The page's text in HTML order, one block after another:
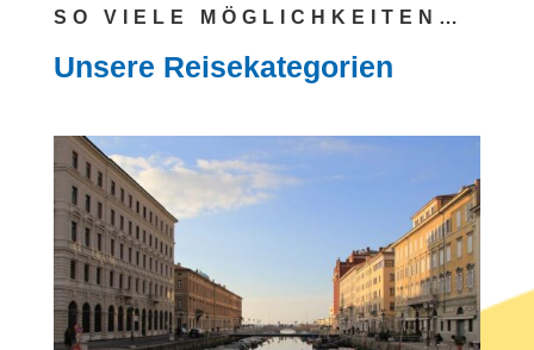
SO VIELE MÖGLICHKEITEN…
Unsere Reisekategorien